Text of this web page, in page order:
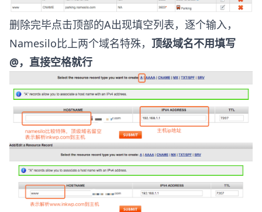
删除完毕点击顶部的A出现填空列表，逐个输入，
Namesilo比上两个域名特殊， 顶级域名不用填写
@，直接空格就行